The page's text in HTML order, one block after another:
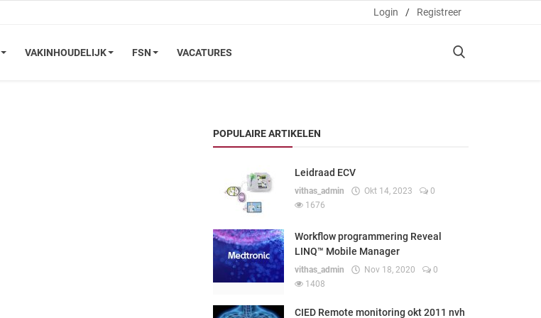
Login / Registreer
VAKINHOUDELIJK FSN VACATURES
POPULAIRE ARTIKELEN
Leidraad ECV
vithas_admin Okt 14, 2023
0
1676
Workflow programmering Reveal
LINQ™ Mobile Manager
vithas_admin Nov 18, 2020
0
1408
CIED Remote monitoring okt 2011 nvh